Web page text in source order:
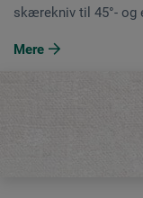
skærekniv til 45°- og
Mere